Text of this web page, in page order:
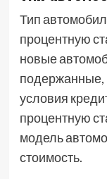
Тип
процентную
новые
подержанные,
условия
процентную
модель
стоимость.